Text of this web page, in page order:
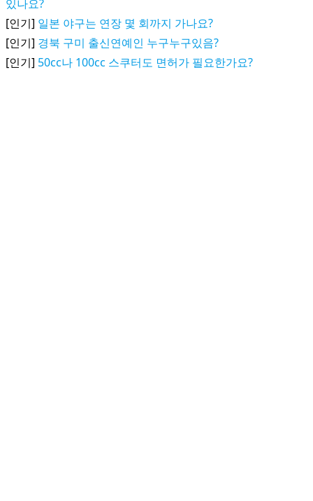
있나요?
[인기] 일본 야구는 연장 몇 회까지 가나요?
[인기] 경북 구미 출신연예인 누구누구있음?
[인기] 50cc나 100cc 스쿠터도 면허가 필요한가요?